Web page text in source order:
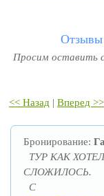
Отзывы
Просим оставить
<< Назад | Вперед >>
Бронирование:
ТУР КАК
СЛОЖИЛОСЬ.
C